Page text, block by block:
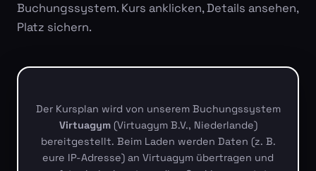
Buchungssystem. Kurs anklicken, Details ansehen,
Platz sichern.
Der Kursplan wird von unserem Buchungssystem
Virtuagym(Virtuagym B.V., Niederlande)
bereitgestellt. Beim Laden werden Daten (z. B.
eure IP-Adresse) an Virtuagym übertragen und